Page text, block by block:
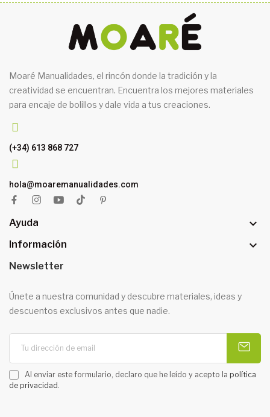
Moaré Manualidades, el rincón donde la tradición y la
creatividad se encuentran. Encuentra los mejores materiales
para encaje de bolillos y dale vida a tus creaciones.
(+34) 613 868 727
hola@moaremanualidades.com
Ayuda 
Información 
Newsletter
Únete a nuestra comunidad y descubre materiales, ideas y
descuentos exclusivos antes que nadie.
Al enviar este formulario, declaro que he leído y acepto la política
de privacidad